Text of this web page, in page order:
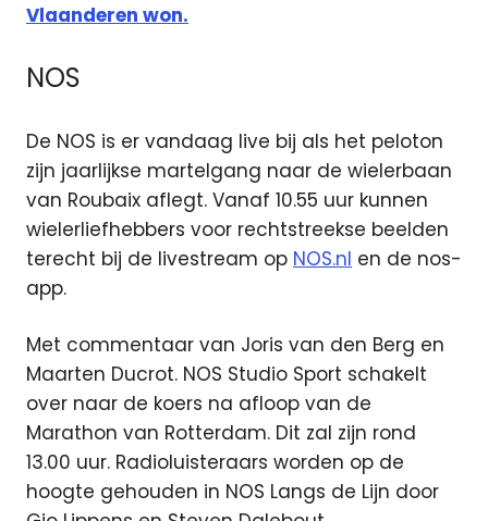
Vlaanderen won.
NOS
De NOS is er vandaag live bij als het peloton
zijn jaarlijkse martelgang naar de wielerbaan
van Roubaix aflegt. Vanaf 10.55 uur kunnen
wielerliefhebbers voor rechtstreekse beelden
terecht bij de livestream op NOS.nl en de nos-
app.
Met commentaar van Joris van den Berg en
Maarten Ducrot. NOS Studio Sport schakelt
over naar de koers na afloop van de
Marathon van Rotterdam. Dit zal zijn rond
13.00 uur. Radioluisteraars worden op de
hoogte gehouden in NOS Langs de Lijn door